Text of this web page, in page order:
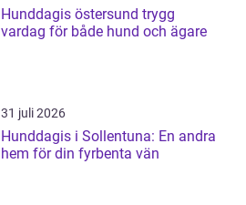
Hunddagis östersund trygg
vardag för både hund och ägare
31 juli 2026
Hunddagis i Sollentuna: En andra
hem för din fyrbenta vän